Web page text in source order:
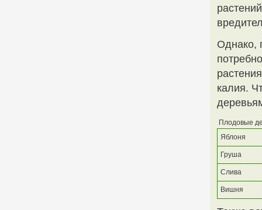
Однако,
калия.
Плодовые
Яблоня
Груша
Слива
Вишня